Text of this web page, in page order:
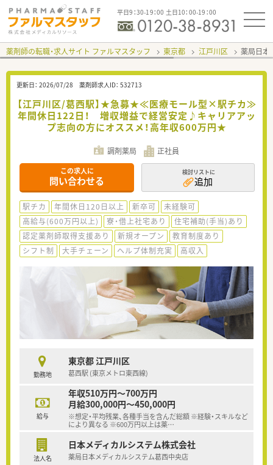
平日9：30-19：00 土日10：00-19：00
薬剤師の転職・求人サイト ファルマスタッフ 東京都 江戸川区 薬局日本
更新日： 2026/07/28 薬剤師求人ID： 532713
【江戸川区/葛西駅】★急募★≪医療モール型×駅チカ≫
年間休日122日！ 増収増益で経営安定♪キャリアアッ
プ志向の方にオススメ！高年収600万円★
調剤薬局 正社員
この求人に
問い合わせる
検討リストに
追加
駅チカ 年間休日120日以上 新卒可
未経験可
高給与(600万円以上)
寮・借上社宅あり
住宅補助(手当)あり
認定薬剤師取得支援あり
新規オープン
教育制度あり
シフト制
大手チェーン ヘルプ体制充実 高収入
勤務地
東京都 江戸川区
葛西駅 (東京メトロ東西線)
給与
年収510万円～700万円
月給300,000円～450,000円
※想定・平均残業、各種手当を含んだ総額 ※経験・スキルなど
により異なる ※600万円以上は薬…
法人名
日本メディカルシステム株式会社
薬局日本メディカルシステム葛西中央店